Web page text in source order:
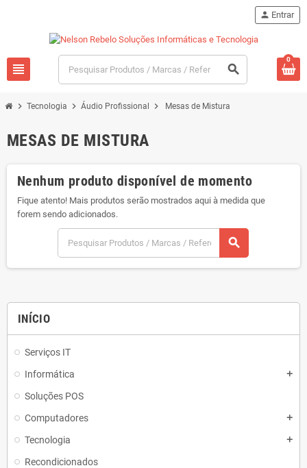
view_headline search
person Entrar
0
chevron_right Tecnologia chevron_right Áudio Profissional chevron_right Mesas de Mistura
INÍCIO
Serviços IT
Informática
add
Soluções POS
Computadores
add
Tecnologia add
Recondicionados
MESAS DE MISTURA
Nenhum produto disponível de momento
Fique atento! Mais produtos serão mostrados aqui à medida que
forem sendo adicionados.
search